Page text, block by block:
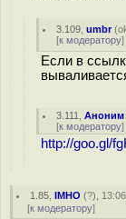
3.109 ,umbr(
[к модератору]
Если в
3.111 ,Аноним
[к модератору]
http://goo.gl/
1.85 ,IMHO (?),
[к модератору]